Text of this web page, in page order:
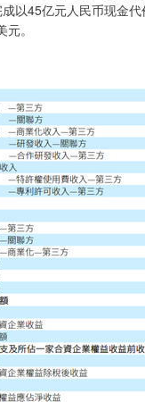
以45亿元人民币现金
。